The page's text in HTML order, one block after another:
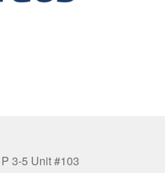
3-5 Unit #103